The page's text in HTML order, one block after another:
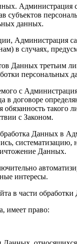
Администрация
субъектов
данных.
Администрация
в случаях,
Данных третьим
персональных
с
договоре
такого
с Законом.
Данных в
Данных.
интересы.
в части
имеет право: